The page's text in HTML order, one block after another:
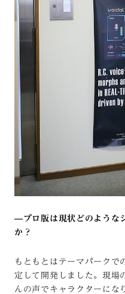
—プロ版は現状どのような
か？
もともとはテーマパークで
定して開発しました。現場
んの声でキャラクターにな